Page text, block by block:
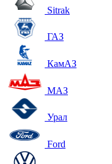
Sitrak
ГАЗ
КамАЗ
МАЗ
Урал
Ford